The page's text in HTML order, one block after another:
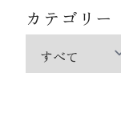
葬儀の流れ
事例
カテゴリー